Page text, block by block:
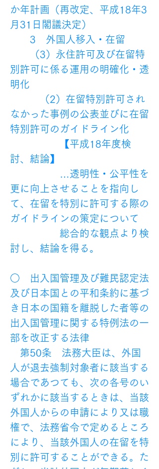
か年計画（再改定、平成18年3
月31日閣議決定）
3　外国人移入・在留
（3）永住許可及び在留特
別許可に係る運用の明確化・透
明化
（2）在留特別許可され
なかった事例の公表並びに在留
特別許可のガイドライン化
【平成18年度検
討、結論】
…透明性・公平性を
更に向上させることを指向し
て、在留を特別に許可する際の
ガイドラインの策定について
総合的な観点より検
討し、結論を得る。
○　出入国管理及び難民認定法
及び日本国との平和条約に基づ
き日本の国籍を離脱した者等の
出入国管理に関する特例法の一
部を改正する法律
第50条　法務大臣は、外国
人が退去強制対象者に該当する
場合であつても、次の各号のい
ずれかに該当するときは、当該
外国人からの申請により又は職
権で、法務省令で定めるところ
により、当該外国人の在留を特
別に許可することができる。た